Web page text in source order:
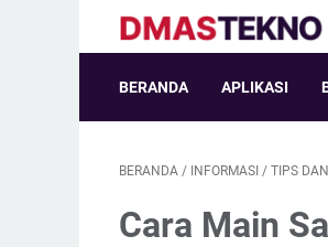
BERANDA APLIKASI
BERANDA / INFORMASI / TIPS
Cara Main